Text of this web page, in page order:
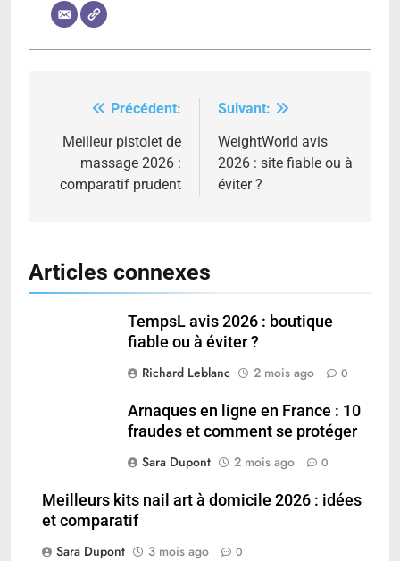
Navigation
de
l’article
Précédent:
Meilleur pistolet de
massage 2026 :
comparatif prudent
Suivant:
WeightWorld avis
2026 : site fiable ou à
éviter ?
Articles connexes
TempsL avis 2026 : boutique
fiable ou à éviter ?
Richard Leblanc
2 mois ago 0
Arnaques en ligne en France : 10
fraudes et comment se protéger
Sara Dupont
2 mois ago 0
Meilleurs kits nail art à domicile 2026 : idées
et comparatif
Sara Dupont
3 mois ago 0